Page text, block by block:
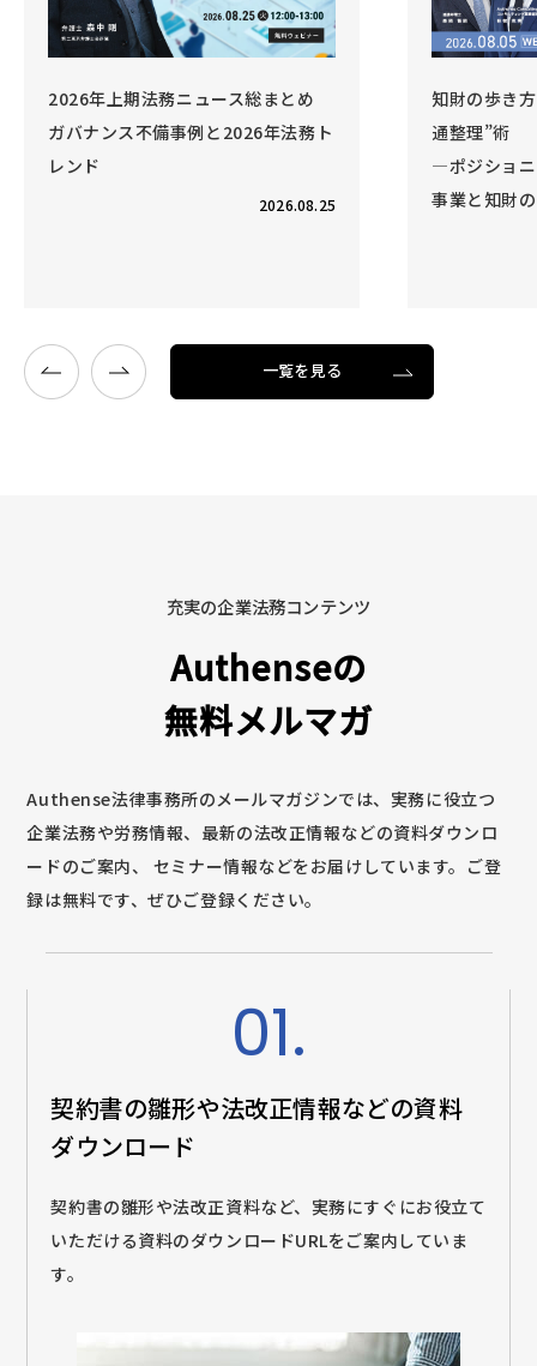
2026年上期法務ニュース総まとめ
ガバナンス不備事例と2026年法務ト
レンド
2026.08.25
知財の歩き
通整理”術
―ポジショ
事業と知財
一覧を見る
充実の企業法務コンテンツ
Authenseの
無料メルマガ
Authense法律事務所のメールマガジンでは、実務に役立つ
企業法務や労務情報、最新の法改正情報などの資料ダウンロ
ードのご案内、
セミナー情報などをお届けしています。ご登
録は無料です、ぜひご登録ください。
01.
契約書の雛形や法改正情報などの資料
ダウンロード
契約書の雛形や法改正資料など、実務にすぐにお役立て
いただける資料のダウンロードURLをご案内していま
す。